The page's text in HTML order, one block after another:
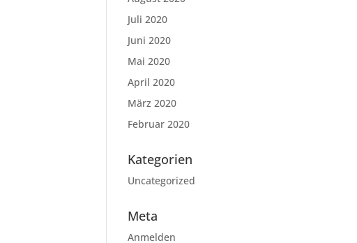
Juli 2020
Juni 2020
Mai 2020
April 2020
März 2020
Februar 2020
Kategorien
Uncategorized
Meta
Anmelden